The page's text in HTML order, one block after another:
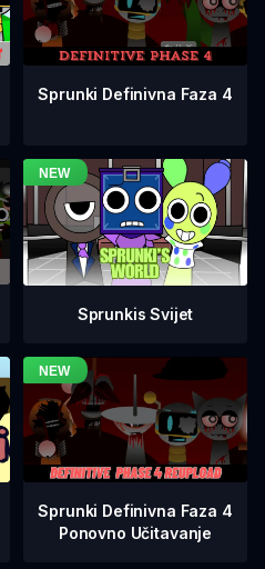
Sprunki Definivna Faza 4
Sprunkis Svijet
Sprunki Definivna Faza 4
Ponovno Učitavanje